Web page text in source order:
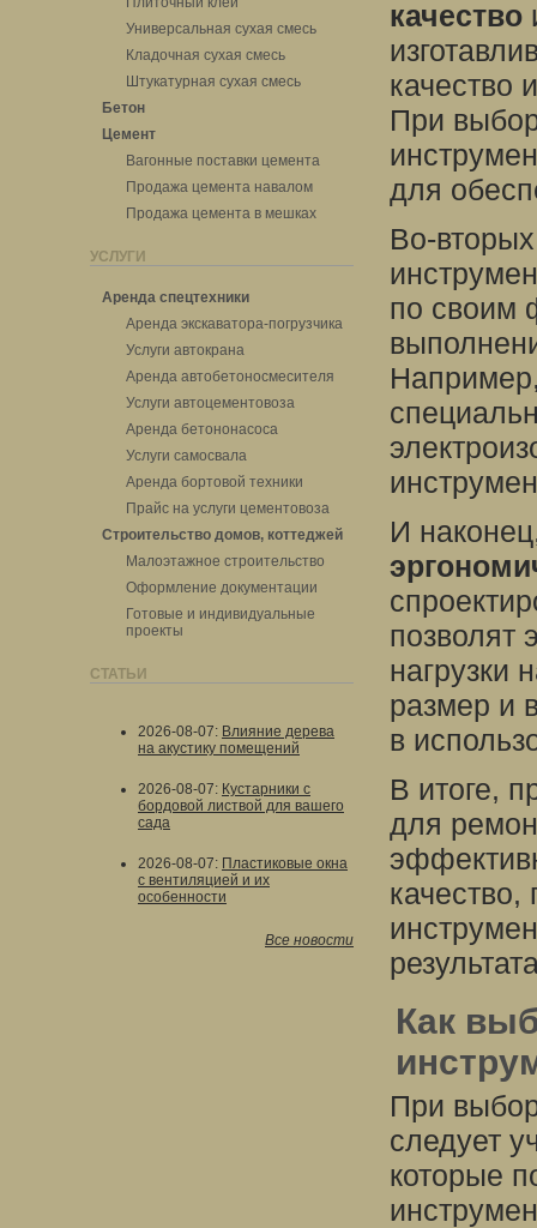
Универсальная сухая смесь
Кладочная сухая смесь
Штукатурная сухая смесь
Бетон
Цемент
Вагонные поставки цемента
Продажа цемента навалом
Продажа цемента в мешках
УСЛУГИ
Аренда спецтехники
Аренда экскаватора-погрузчика
Услуги автокрана
Аренда автобетоносмесителя
Услуги автоцементовоза
Аренда бетононасоса
Услуги самосвала
Аренда бортовой техники
Прайс на услуги цементовоза
Строительство домов, коттеджей
Малоэтажное строительство
Оформление документации
Готовые и индивидуальные
проекты
СТАТЬИ
2026-08-07: Влияние дерева
на акустику помещений
2026-08-07: Кустарники с
бордовой листвой для вашего
сада
2026-08-07: Пластиковые окна
с вентиляцией и их
особенности
Все новости
качество
качество
При
для
Во-
по своим
И
позволят
нагрузки
размер и
в
В итоге,
для
качество,
Как
При
следует
которые